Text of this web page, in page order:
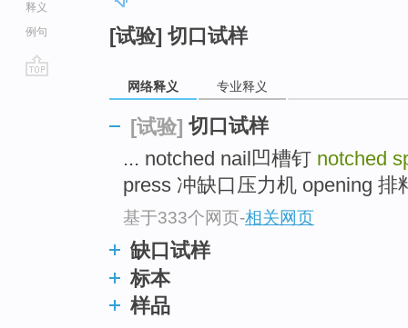
释义
例句
[试验] 切口试样
网络释义 专业释义
[试验] 切口试样
... notched nail凹槽钉 notched
press 冲缺口压力机 opening 排
基于333个网页-相关网页
缺口试样
标本
样品